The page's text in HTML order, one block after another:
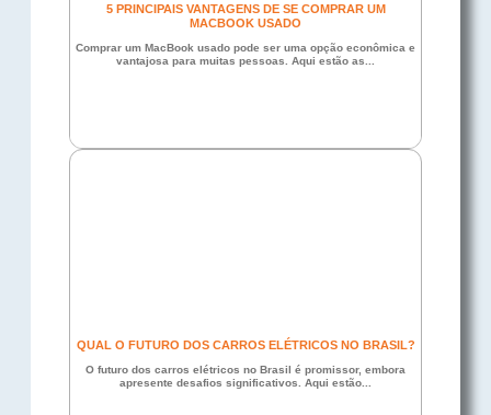
5 PRINCIPAIS VANTAGENS DE SE COMPRAR UM
MACBOOK USADO
Comprar um MacBook usado pode ser uma opção econômica e
vantajosa para muitas pessoas. Aqui estão as...
QUAL O FUTURO DOS CARROS ELÉTRICOS NO BRASIL?
O futuro dos carros elétricos no Brasil é promissor, embora
apresente desafios significativos. Aqui estão...